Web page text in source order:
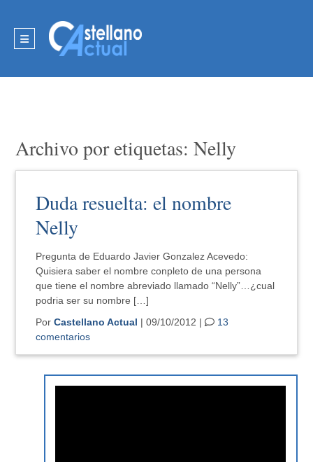
Archivo por etiquetas: Nelly
Duda resuelta: el nombre
Nelly
Pregunta de Eduardo Javier Gonzalez Acevedo:
Quisiera saber el nombre conpleto de una persona
que tiene el nombre abreviado llamado “Nelly”…¿cual
podria ser su nombre […]
PorCastellano Actual | 09/10/2012 |
13
comentarios